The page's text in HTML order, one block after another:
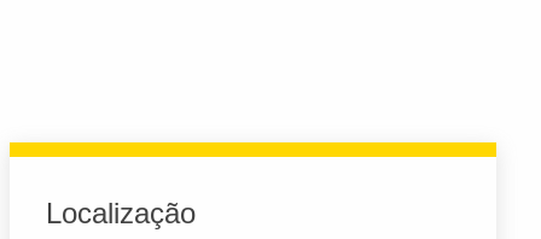
Localização